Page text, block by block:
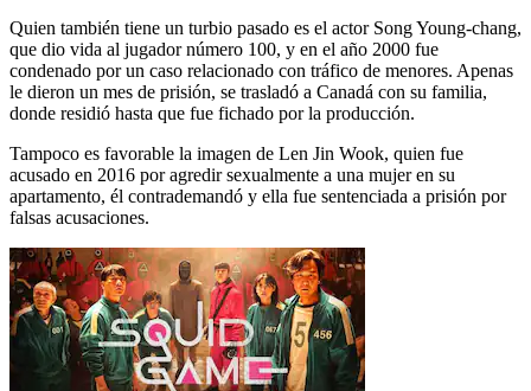
Quien también tiene un turbio pasado es el actor Song Young-chang,
que dio vida al jugador número 100, y en el año 2000 fue
condenado por un caso relacionado con tráfico de menores. Apenas
le dieron un mes de prisión, se trasladó a Canadá con su familia,
donde residió hasta que fue fichado por la producción.
Tampoco es favorable la imagen de Len Jin Wook, quien fue
acusado en 2016 por agredir sexualmente a una mujer en su
apartamento, él contrademandó y ella fue sentenciada a prisión por
falsas acusaciones.